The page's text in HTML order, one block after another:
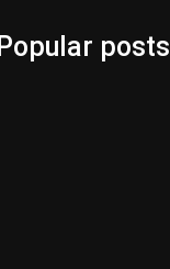
Popular posts